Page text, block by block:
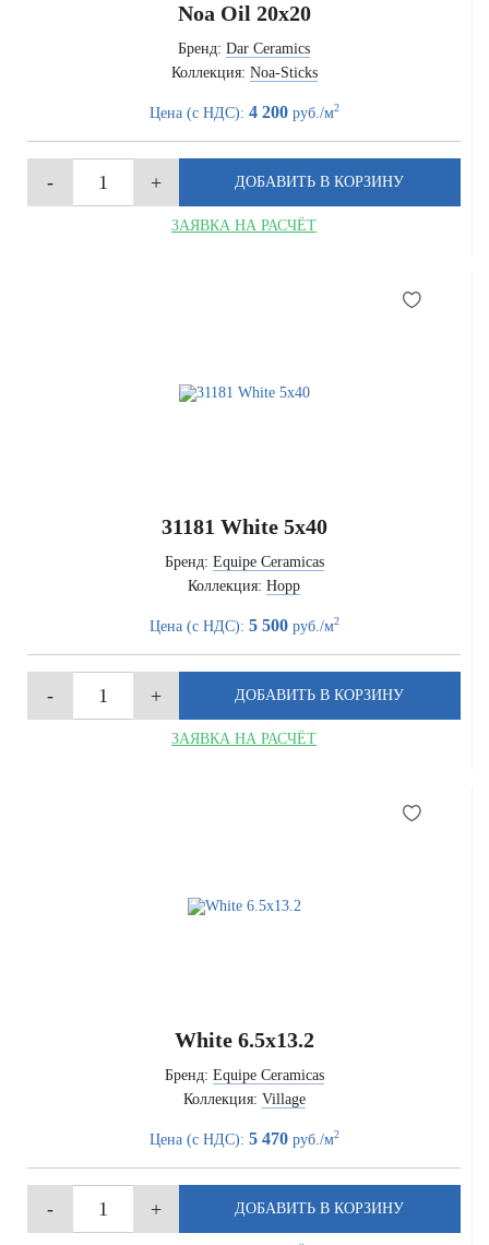
Noa Oil 20x20
Бренд: Dar Ceramics
Коллекция: Noa-Sticks
Цена (с НДС): 4 200руб./м2
ЗАЯВКА НА РАСЧЁТ
31181 White 5x40
Бренд: Equipe Ceramicas
Коллекция: Hopp
Цена (с НДС): 5 500руб./м2
ЗАЯВКА НА РАСЧЁТ
White 6.5x13.2
Бренд: Equipe Ceramicas
Коллекция: Village
Цена (с НДС): 5 470руб./м2